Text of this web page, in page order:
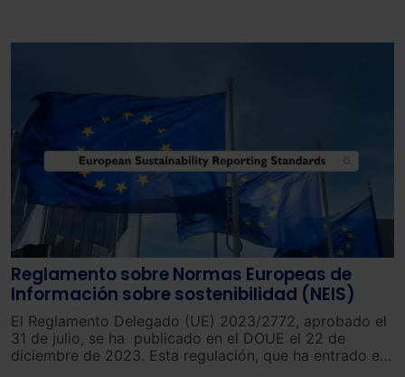
Reglamento sobre Normas Europeas de
Información sobre sostenibilidad (NEIS)
El Reglamento Delegado (UE) 2023/2772, aprobado el
31 de julio, se ha publicado en el DOUE el 22 de
diciembre de 2023. Esta regulación, que ha entrado en